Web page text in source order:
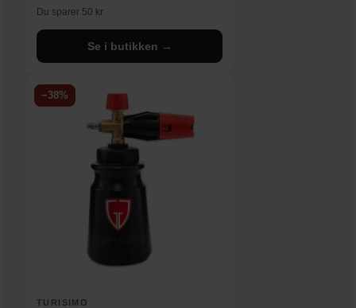
Du sparer 50 kr
Se i butikken →
−38%
TURISIMO